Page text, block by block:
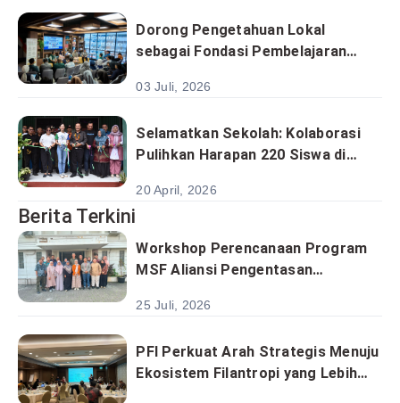
Dorong Pengetahuan Lokal
sebagai Fondasi Pembelajaran
Filantropi
03 Juli, 2026
Selamatkan Sekolah: Kolaborasi
Pulihkan Harapan 220 Siswa di
20 April, 2026
Berita Terkini
Workshop Perencanaan Program
MSF Aliansi Pengentasan
Sektoral Menuju Implementasi
25 Juli, 2026
PFI Perkuat Arah Strategis Menuju
Ekosistem Filantropi yang Lebih